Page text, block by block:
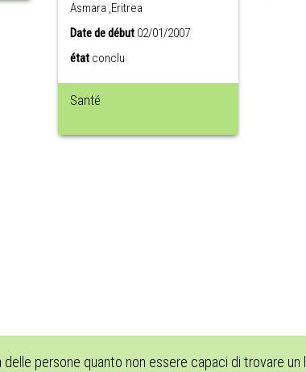
Asmara ,Eritrea
Date de début02/01/2007
état conclu
Santé
persone quanto non essere capaci di trovare un